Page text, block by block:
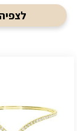
לצפיה